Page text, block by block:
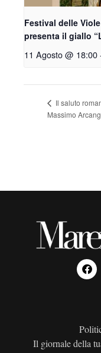
Festival delle
presenta il giallo
11 Agosto @ 18:00
Il saluto
Massimo
Il giornale della